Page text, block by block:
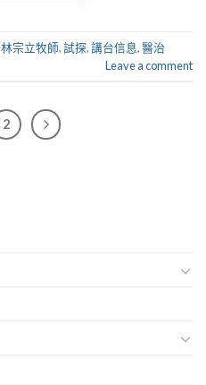
林宗立牧師,試探,講台信息,醫治
Leave a comment
2